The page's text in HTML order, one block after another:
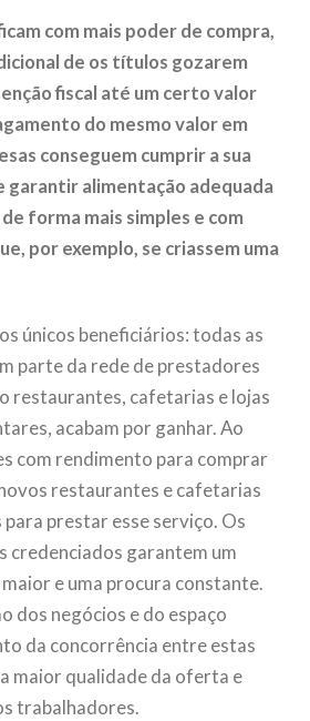
com mais poder de compra,
de os títulos gozarem
fiscal até um certo valor
do mesmo valor em
conseguem cumprir a sua
garantir alimentação adequada
forma mais simples e com
por exemplo, se criassem uma
únicos beneficiários: todas as
parte da rede de prestadores
restaurantes, cafetarias e lojas
acabam por ganhar. Ao
com rendimento para comprar
restaurantes e cafetarias
prestar esse serviço. Os
credenciados garantem um
e uma procura constante.
dos negócios e do espaço
da concorrência entre estas
maior qualidade da oferta e
trabalhadores.